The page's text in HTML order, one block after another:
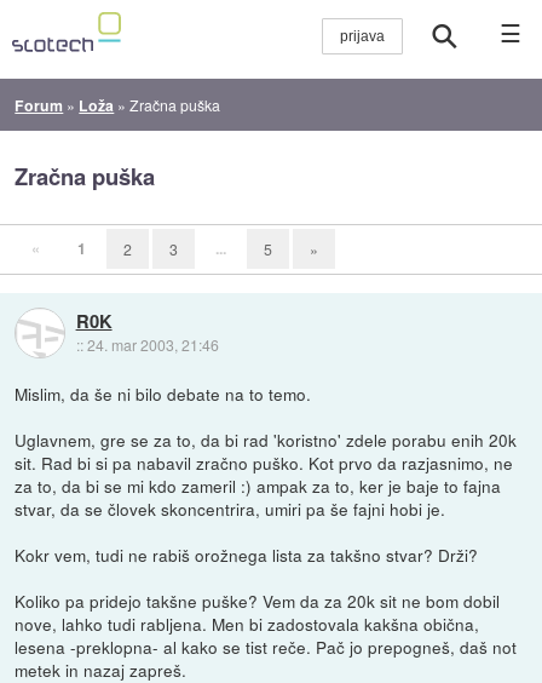
☰
Forum » Loža »Zračna puška
Zračna puška
« 1 2 3 ... 5 »
R0K
::24. mar 2003, 21:46
Mislim, da še ni bilo debate na to temo.
Uglavnem, gre se za to, da bi rad 'koristno' zdele porabu enih 20k
sit. Rad bi si pa nabavil zračno puško. Kot prvo da razjasnimo, ne
za to, da bi se mi kdo zameril :) ampak za to, ker je baje to fajna
stvar, da se človek skoncentrira, umiri pa še fajni hobi je.
Kokr vem, tudi ne rabiš orožnega lista za takšno stvar? Drži?
Koliko pa pridejo takšne puške? Vem da za 20k sit ne bom dobil
nove, lahko tudi rabljena. Men bi zadostovala kakšna obična,
lesena -preklopna- al kako se tist reče. Pač jo prepogneš, daš not
metek in nazaj zapreš.